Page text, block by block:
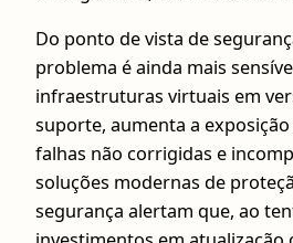
Do ponto de vista de
problema é ainda mais
infraestruturas virtuais em
suporte, aumenta a
falhas não corrigidas e
soluções modernas de
segurança alertam que, ao